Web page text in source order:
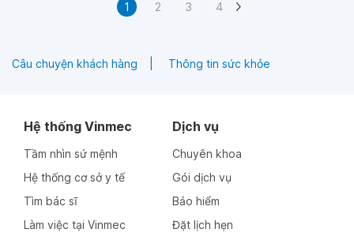
1 2 3 4
Câu chuyện khách hàng Thông tin sức khỏe
Hệ thống Vinmec
Tầm nhìn sứ mệnh
Hệ thống cơ sở y tế
Tìm bác sĩ
Làm việc tại Vinmec
Dịch vụ
Chuyên khoa
Gói dịch vụ
Bảo hiểm
Đặt lịch hẹn